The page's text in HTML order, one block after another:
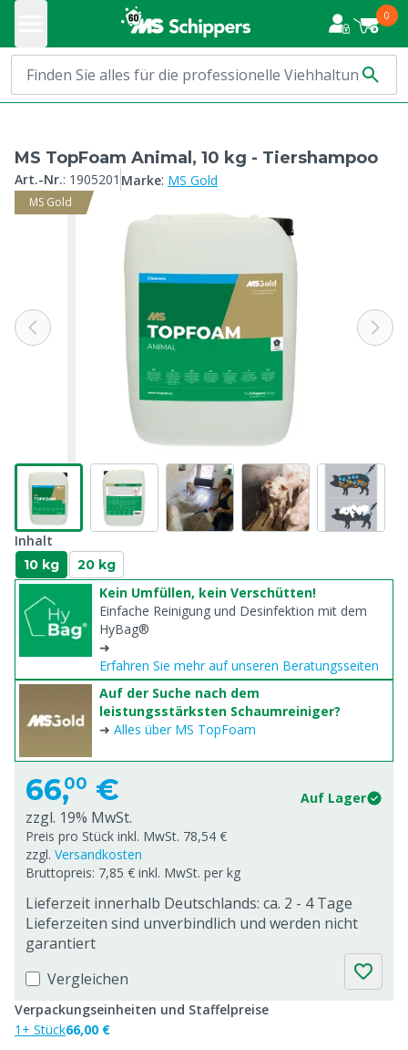
0
MS TopFoam Animal, 10 kg - Tiershampoo
Art.-Nr.: 1905201 Marke: MS Gold
MS Gold
Inhalt
10 kg 20 kg
Kein Umfüllen, kein Verschütten!
Einfache Reinigung und Desinfektion mit dem
HyBag®
➜
Erfahren Sie mehr auf unseren Beratungsseiten
Auf der Suche nach dem
leistungsstärksten Schaumreiniger?
➜ Alles über MS TopFoam
66,00 € Auf Lager
zzgl. 19% MwSt.
Preis pro Stück inkl. MwSt. 78,54 €
zzgl. Versandkosten
Bruttopreis: 7,85 € inkl. MwSt. per kg
Lieferzeit innerhalb Deutschlands: ca. 2 - 4 Tage
Lieferzeiten sind unverbindlich und werden nicht
garantiert
Vergleichen
Verpackungseinheiten und Staffelpreise
1+ Stück66,00 €